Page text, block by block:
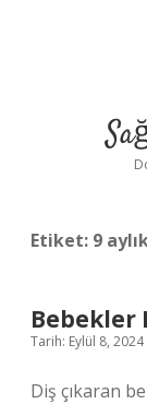
Etiket: 9
Bebekler
Tarih: Eylül 8, 2024
Diş çıkaran